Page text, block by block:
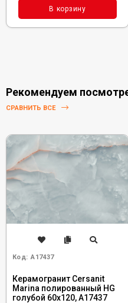
В корзину
Рекомендуем
СРАВНИТЬ ВСЕ
Код: A17437
Керамогранит Cersanit
Marina полированный HG
голубой 60x120, A17437